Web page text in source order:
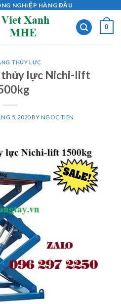
NGHIỆP HÀNG ĐẦU
0
THỦY LỰC
thủy lực Nichi-lift
5, 2020BY NGOC TIEN